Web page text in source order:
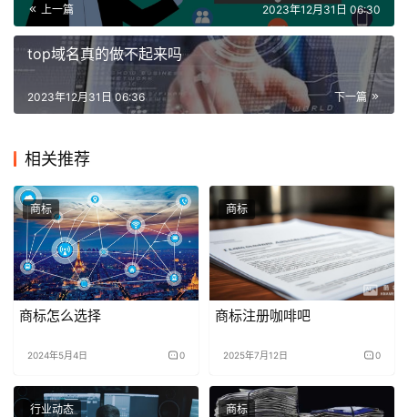
上一篇 2023年12月31日 06:30
top域名真的做不起来吗
下一篇
2023年12月31日 06:36
相关推荐
商标
商标怎么选择
2024年5月4日 0
商标
商标注册咖啡吧
2025年7月12日 0
行业动态 商标